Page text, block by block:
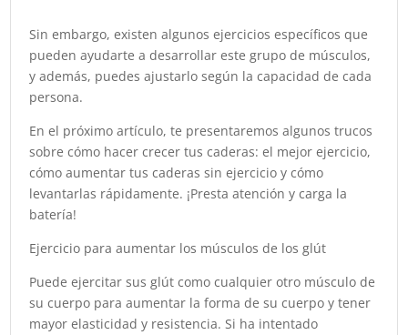
Sin embargo, existen algunos ejercicios específicos que
pueden ayudarte a desarrollar este grupo de músculos,
y además, puedes ajustarlo según la capacidad de cada
persona.
En el próximo artículo, te presentaremos algunos trucos
sobre cómo hacer crecer tus caderas: el mejor ejercicio,
cómo aumentar tus caderas sin ejercicio y cómo
levantarlas rápidamente. ¡Presta atención y carga la
batería!
Ejercicio para aumentar los músculos de los glút
Puede ejercitar sus glút como cualquier otro músculo de
su cuerpo para aumentar la forma de su cuerpo y tener
mayor elasticidad y resistencia. Si ha intentado